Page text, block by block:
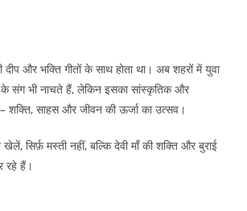
दीप और भक्ति गीतों के साथ होता था। अब शहरों में युवा
के संग भी नाचते हैं, लेकिन इसका सांस्कृतिक और
शक्ति, साहस और जीवन की ऊर्जा का उत्सव।
सिर्फ़ मस्ती नहीं, बल्कि देवी माँ की शक्ति और बुराई
रहे हैं।